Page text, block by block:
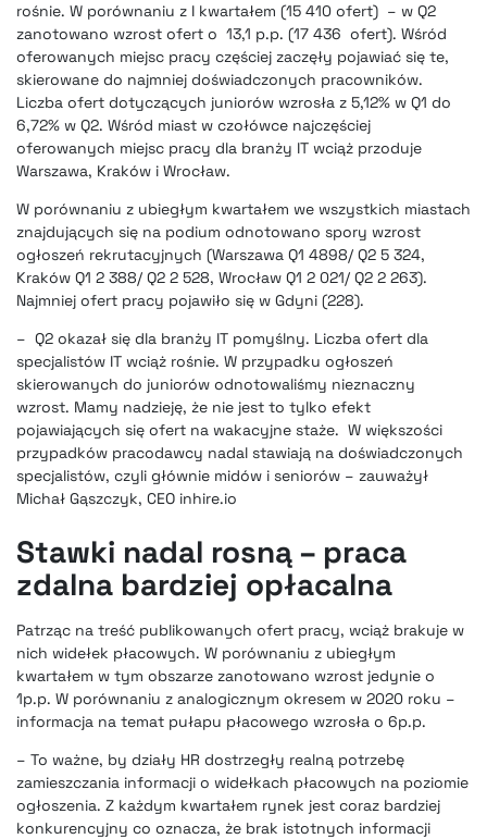
rośnie. W porównaniu z I kwartałem (15 410 ofert) – w Q2
zanotowano wzrost ofert o 13,1 p.p. (17 436 ofert). Wśród
oferowanych miejsc pracy częściej zaczęły pojawiać się te,
skierowane do najmniej doświadczonych pracowników.
Liczba ofert dotyczących juniorów wzrosła z 5,12% w Q1 do
6,72% w Q2. Wśród miast w czołówce najczęściej
oferowanych miejsc pracy dla branży IT wciąż przoduje
Warszawa, Kraków i Wrocław.
W porównaniu z ubiegłym kwartałem we wszystkich miastach
znajdujących się na podium odnotowano spory wzrost
ogłoszeń rekrutacyjnych (Warszawa Q1 4898/ Q2 5 324,
Kraków Q1 2 388/ Q2 2 528, Wrocław Q1 2 021/ Q2 2 263).
Najmniej ofert pracy pojawiło się w Gdyni (228).
– Q2 okazał się dla branży IT pomyślny. Liczba ofert dla
specjalistów IT wciąż rośnie. W przypadku ogłoszeń
skierowanych do juniorów odnotowaliśmy nieznaczny
wzrost. Mamy nadzieję, że nie jest to tylko efekt
pojawiających się ofert na wakacyjne staże. W większości
przypadków pracodawcy nadal stawiają na doświadczonych
specjalistów, czyli głównie midów i seniorów – zauważył
Michał Gąszczyk, CEO inhire.io
Stawki nadal rosną – praca
zdalna bardziej opłacalna
Patrząc na treść publikowanych ofert pracy, wciąż brakuje w
nich widełek płacowych. W porównaniu z ubiegłym
kwartałem w tym obszarze zanotowano wzrost jedynie o
1p.p. W porównaniu z analogicznym okresem w 2020 roku –
informacja na temat pułapu płacowego wzrosła o 6p.p.
– To ważne, by działy HR dostrzegły realną potrzebę
zamieszczania informacji o widełkach płacowych na poziomie
ogłoszenia. Z każdym kwartałem rynek jest coraz bardziej
konkurencyjny co oznacza, że brak istotnych informacji